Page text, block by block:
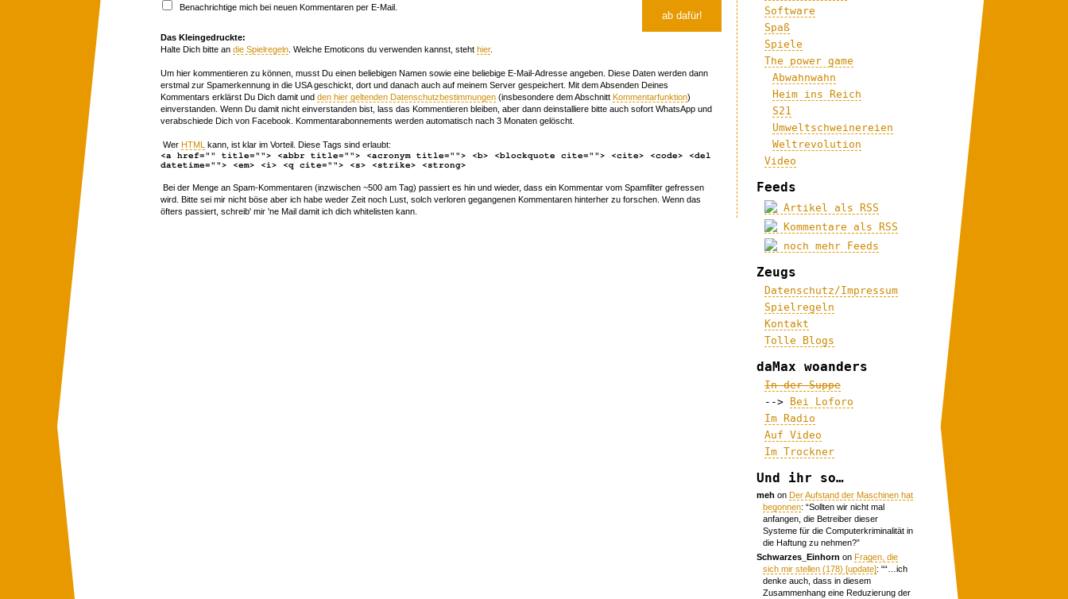
Benachrichtige mich bei neuen Kommentaren per E-Mail.
Das Kleingedruckte:
Halte Dich bitte an die Spielregeln . Welche Emoticons du verwenden kannst, steht hier.
Um hier kommentieren zu können, musst Du einen beliebigen Namen sowie eine beliebige E-Mail-Adresse angeben. Diese Daten werden dann
erstmal zur Spamerkennung in die USA geschickt, dort und danach auch auf meinem Server gespeichert. Mit dem Absenden Deines
Kommentars erklärst Du Dich damit und den hier geltenden Datenschutzbestimmungen (insbesondere dem Abschnitt Kommentarfunktion)
einverstanden. Wenn Du damit nicht einverstanden bist, lass das Kommentieren bleiben, aber dann deinstalliere bitte auch sofort WhatsApp und
verabschiede Dich von Facebook. Kommentarabonnements werden automatisch nach 3 Monaten gelöscht.
Wer HTML kann, ist klar im Vorteil. Diese Tags sind erlaubt:
<a href="" title=""> <abbr title=""> <acronym title=""> <b> <blockquote cite=""> <cite> <code> <del
datetime=""> <em> <i> <q cite=""> <s> <strike> <strong>
Bei der Menge an Spam-Kommentaren (inzwischen ~500 am Tag) passiert es hin und wieder, dass ein Kommentar vom Spamfilter gefressen
wird. Bitte sei mir nicht böse aber ich habe weder Zeit noch Lust, solch verloren gegangenen Kommentaren hinterher zu forschen. Wenn das
öfters passiert, schreib' mir 'ne Mail damit ich dich whitelisten kann.
Software
Spaß
Spiele
The power game
Abwahnwahn
Heim ins Reich
S21
Umweltschweinereien
Weltrevolution
Video
Feeds
Artikel als RSS
Kommentare als RSS
noch mehr Feeds
Zeugs
Datenschutz/Impressum
Spielregeln
Kontakt
Tolle Blogs
daMax woanders
In der Suppe
-->
Bei Loforo
Im Radio
Auf Video
Im Trockner
Und ihr so…
meh onDer Aufstand der Maschinen hat
begonnen: “Sollten wir nicht mal
anfangen, die Betreiber dieser
Systeme für die Computerkriminalität in
die Haftung zu nehmen?”
Schwarzes_Einhorn onFragen, die
sich mir stellen (178) [update]: ““…ich
denke auch, dass in diesem
Zusammenhang eine Reduzierung der